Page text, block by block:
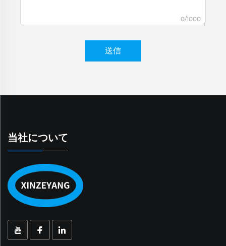
0/1000
送信
当社について